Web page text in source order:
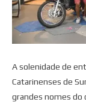
A solenidade de
Catarinenses de
grandes nomes do